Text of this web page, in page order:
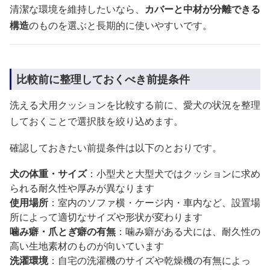
清潔な環境を維持したいなら、 カバーと中材が分離できる
構造のものを選ぶと長期的に使いやすいです。
比較前に整理しておくべき前提条件
洗える犬用クッションを比較する前に、愛犬の状況を整理
しておくことで選択肢を絞り込めます。
確認しておきたい前提条件は以下のとおりです。
犬の体重・サイズ：小型犬と大型犬ではクッションに求め
られる耐久性や厚みが異なります
使用場所 ：室内のソファ横・ケージ内・車内など、設置場
所によって適切なサイズや形状が変わります
噛み癖・爪とぎ癖の有無 ：噛み癖がある犬には、耐久性の
高い生地素材のものが向いています
洗濯環境：自宅の洗濯機のサイズや乾燥機の有無によっ